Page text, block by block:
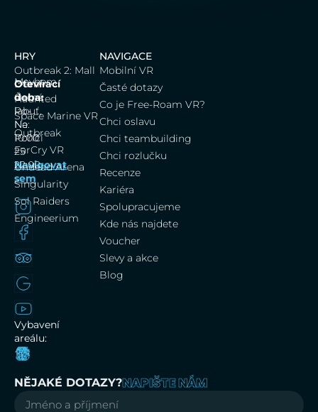
Dům
Černá
labuť,
Na
Poříčí
25
Navigovat
sem
Otevírací
doba:
Po-
Ne:
10:00
–
22:00
Vybavení
areálu:
HRY
Outbreak 2: Mall
Mayhem
Haunted
Space Marine VR
Outbreak
FarCry VR
Undead Arena
Singularity
Sol Raiders
Engineerium
NAVIGACE
Mobilní VR
Časté dotazy
Co je Free-Roam VR?
Chci oslavu
Chci teambuilding
Chci rozlučku
Recenze
Kariéra
Spolupracujeme
Kde nás najdete
Voucher
Slevy a akce
Blog
NĚJAKÉ DOTAZY?NAPIŠTE NÁM